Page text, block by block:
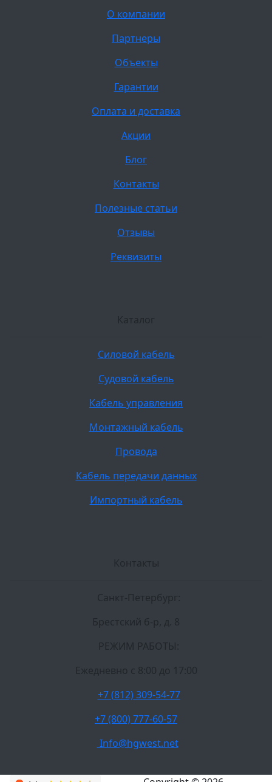
О компании
Партнеры
Объекты
Гарантии
Оплата и доставка
Акции
Блог
Контакты
Полезные статьи
Отзывы
Реквизиты
Каталог
Силовой кабель
Судовой кабель
Кабель управления
Монтажный кабель
Провода
Кабель передачи данных
Импортный кабель
Контакты
Санкт-Петербург:
Брестский б-р, д. 8
РЕЖИМ РАБОТЫ:
Ежедневно c 8:00 до 17:00
+7 (812) 309-54-77
+7 (800) 777-60-57
Info@hgwest.net